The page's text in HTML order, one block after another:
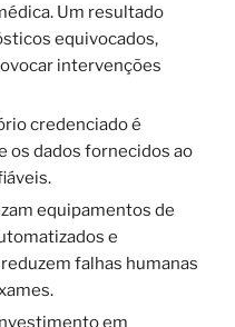
Um resultado
equivocados,
intervenções
credenciado é
os dados fornecidos ao
equipamentos de
e
falhas humanas
em